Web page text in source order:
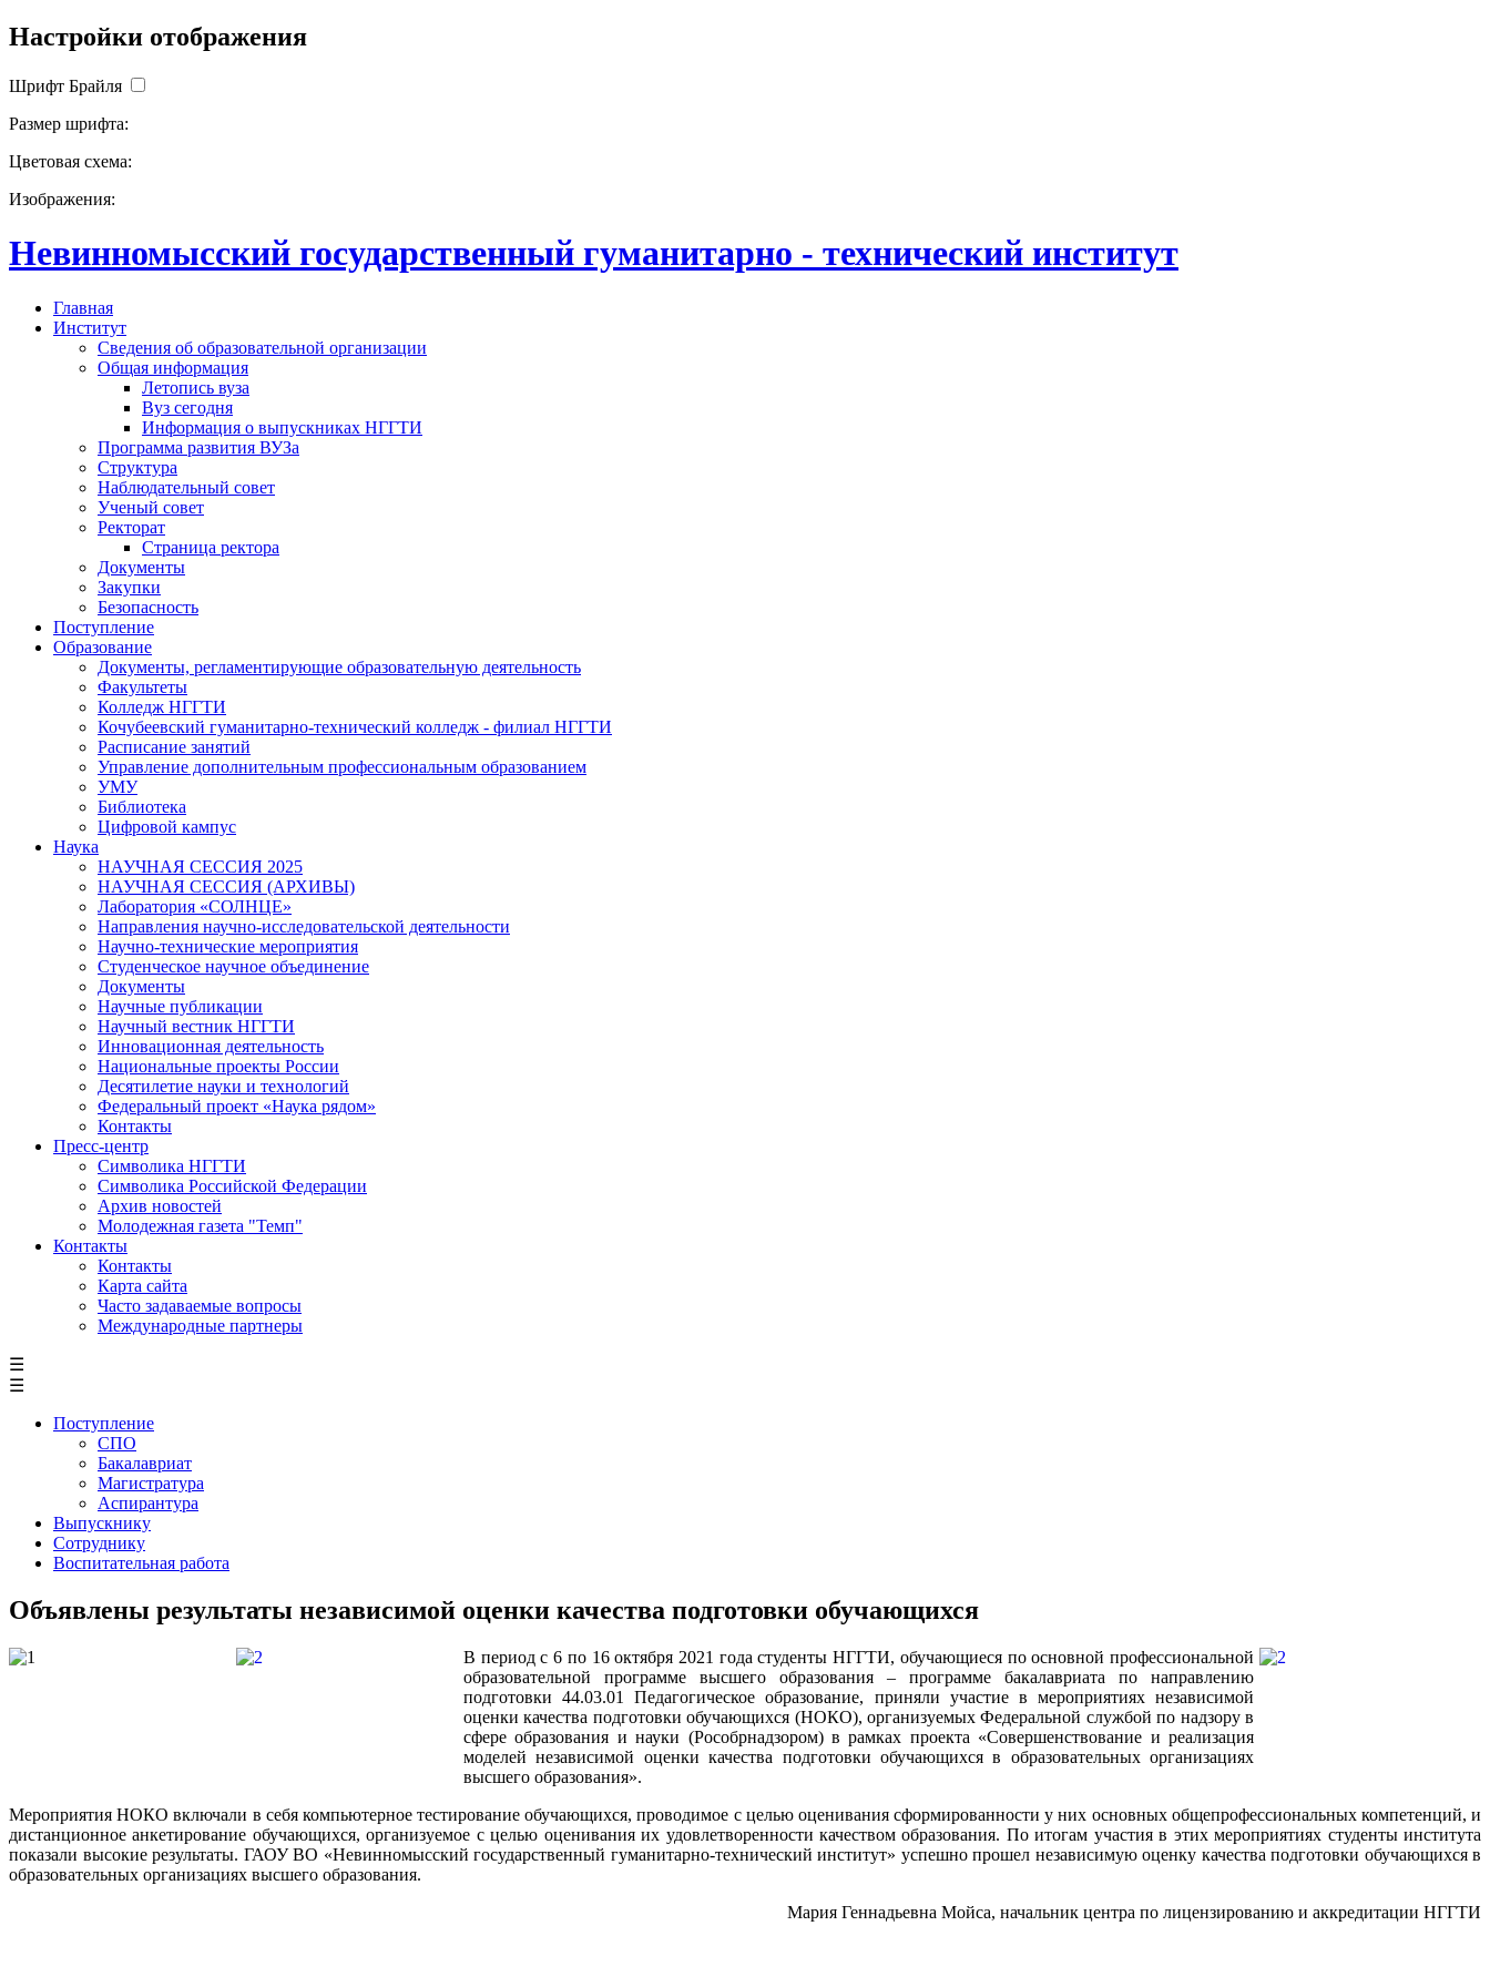
Настройки отображения
Шрифт Брайля
Размер шрифта:
Цветовая схема:
Изображения:
Невинномысский государственный гуманитарно - технический институт
Главная
Институт
Сведения об образовательной организации
Общая информация
Летопись вуза
Вуз сегодня
Информация о выпускниках НГГТИ
Программа развития ВУЗа
Структура
Наблюдательный совет
Ученый совет
Ректорат
Страница ректора
Документы
Закупки
Безопасность
Поступление
Образование
Документы, регламентирующие образовательную деятельность
Факультеты
Колледж НГГТИ
Кочубеевский гуманитарно-технический колледж - филиал НГГТИ
Расписание занятий
Управление дополнительным профессиональным образованием
УМУ
Библиотека
Цифровой кампус
Наука
НАУЧНАЯ СЕССИЯ 2025
НАУЧНАЯ СЕССИЯ (АРХИВЫ)
Лаборатория «СОЛНЦЕ»
Направления научно-исследовательской деятельности
Научно-технические мероприятия
Студенческое научное объединение
Документы
Научные публикации
Научный вестник НГГТИ
Инновационная деятельность
Национальные проекты России
Десятилетие науки и технологий
Федеральный проект «Наука рядом»
Контакты
Пресс-центр
Символика НГГТИ
Символика Российской Федерации
Архив новостей
Молодежная газета "Темп"
Контакты
Контакты
Карта сайта
Часто задаваемые вопросы
Международные партнеры
☰
☰
Поступление
СПО
Бакалавриат
Магистратура
Аспирантура
Выпускнику
Сотруднику
Воспитательная работа
Объявлены результаты независимой оценки качества подготовки обучающихся
В период с 6 по 16 октября 2021 года студенты НГГТИ, обучающиеся по основной профессиональной
образовательной программе высшего образования – программе бакалавриата по направлению
подготовки 44.03.01 Педагогическое образование, приняли участие в мероприятиях независимой
оценки качества подготовки обучающихся (НОКО), организуемых Федеральной службой по надзору в
сфере образования и науки (Рособрнадзором) в рамках проекта «Совершенствование и реализация
моделей независимой оценки качества подготовки обучающихся в образовательных организациях
высшего образования».
Мероприятия НОКО включали в себя компьютерное тестирование обучающихся, проводимое с целью оценивания сформированности у них основных общепрофессиональных компетенций, и
дистанционное анкетирование обучающихся, организуемое с целью оценивания их удовлетворенности качеством образования. По итогам участия в этих мероприятиях студенты института
показали высокие результаты. ГАОУ ВО «Невинномысский государственный гуманитарно-технический институт» успешно прошел независимую оценку качества подготовки обучающихся в
образовательных организациях высшего образования.
Мария Геннадьевна Мойса, начальник центра по лицензированию и аккредитации НГГТИ